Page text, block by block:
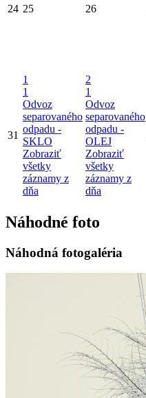
24 25 26
31
1
1
Odvoz
separovaného
odpadu -
SKLO
Zobraziť
všetky
záznamy z
dňa
2
1
Odvoz
separovaného
odpadu -
OLEJ
Zobraziť
všetky
záznamy z
dňa
Náhodné foto
Náhodná fotogaléria